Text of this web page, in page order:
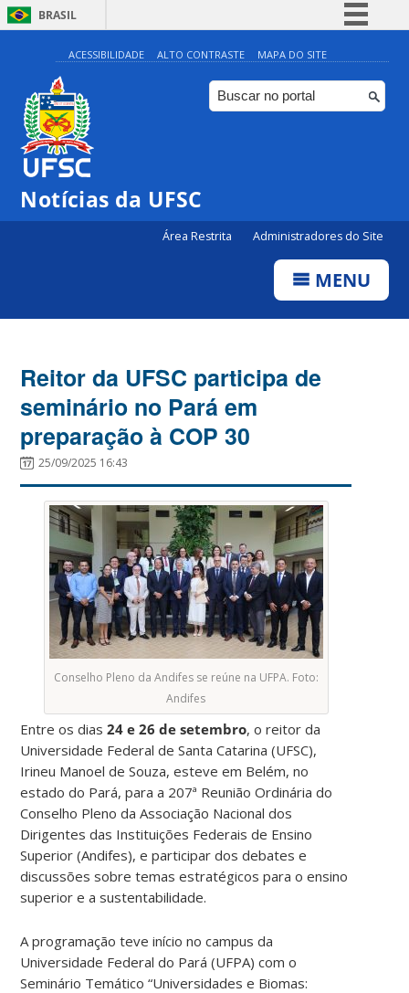
BRASIL
Simplifique!
Comunica BR
Participe
ACESSIBILIDADE ALTO CONTRASTE MAPA DO SITE
Notícias da UFSC
Área Restrita Administradores do Site
MENU
Reitor da UFSC participa de
seminário no Pará em
preparação à COP 30
25/09/2025 16:43
Conselho Pleno da Andifes se reúne na UFPA. Foto:
Andifes
Entre os dias24 e 26 de setembro, o reitor da
Universidade Federal de Santa Catarina (UFSC),
Irineu Manoel de Souza, esteve em Belém, no
estado do Pará, para a 207ª Reunião Ordinária do
Conselho Pleno da Associação Nacional dos
Dirigentes das Instituições Federais de Ensino
Superior (Andifes), e participar dos debates e
discussões sobre temas estratégicos para o ensino
superior e a sustentabilidade.
A programação teve início no campus da
Universidade Federal do Pará (UFPA) com o
Seminário Temático “Universidades e Biomas: